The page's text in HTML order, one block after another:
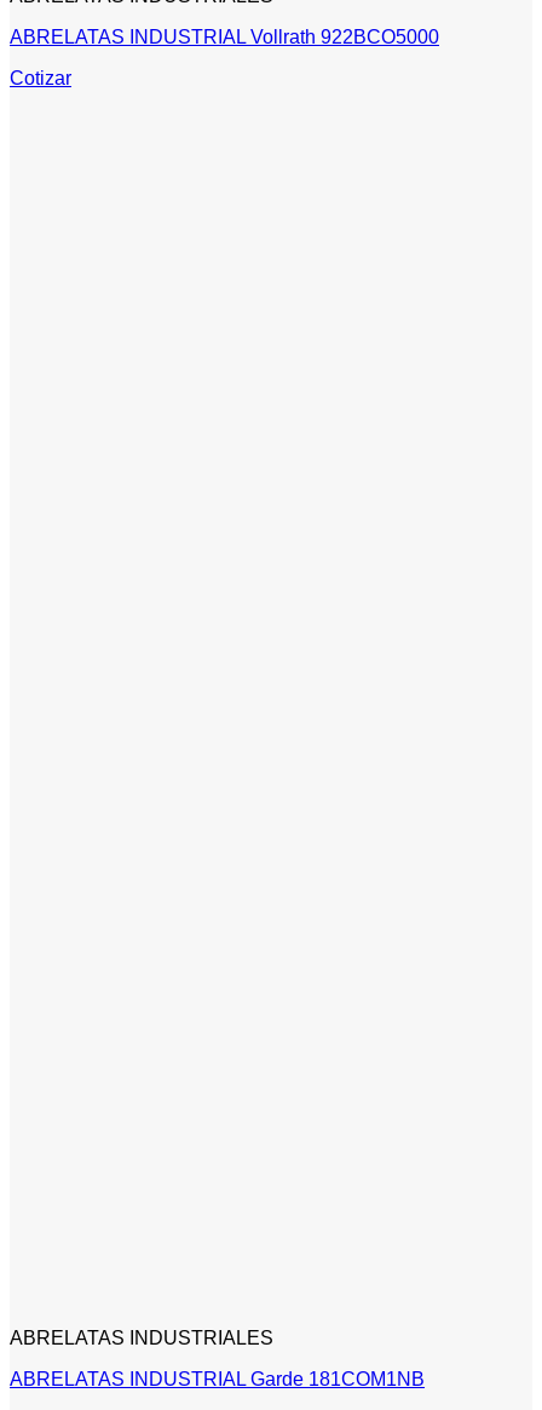
ABRELATAS INDUSTRIAL Vollrath 922BCO5000
Cotizar
ABRELATAS INDUSTRIALES
ABRELATAS INDUSTRIAL Garde 181COM1NB